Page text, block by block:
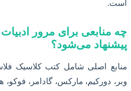
است.
چه منابعی برای مرور
پیشنهاد می‌شود؟
منابع اصلی شامل کتب کلاسیک
وبر، دورکیم، مارکس، گادامر،